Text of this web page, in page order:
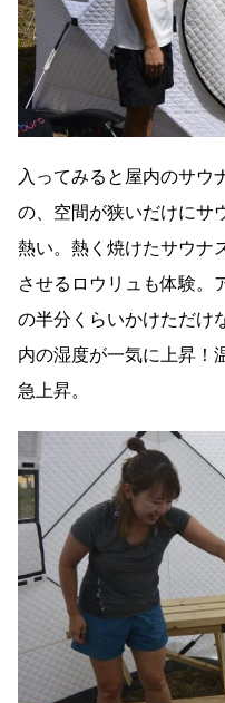
入ってみると屋内のサウ
の、空間が狭いだけにサ
熱い。熱く焼けたサウナ
させるロウリュも体験。
の半分くらいかけただけ
内の湿度が一気に上昇！
急上昇。